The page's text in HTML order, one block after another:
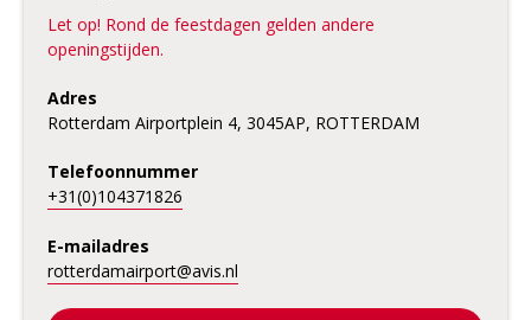
Let op! Rond de feestdagen gelden andere
openingstijden.
Adres
Rotterdam Airportplein 4, 3045AP, ROTTERDAM
Telefoonnummer
+31(0)104371826
E-mailadres
rotterdamairport@avis.nl